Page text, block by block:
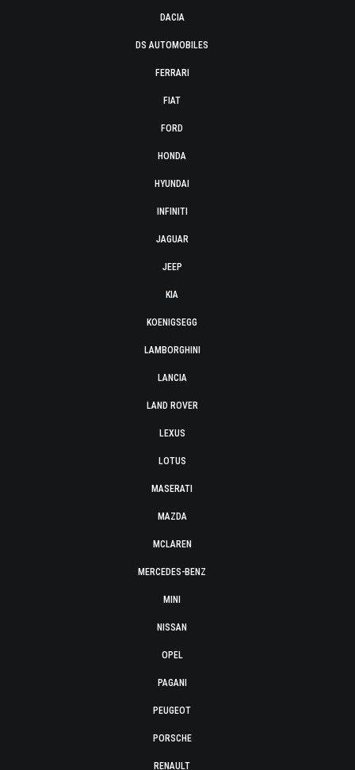
DACIA
DS AUTOMOBILES
FERRARI
FIAT
FORD
HONDA
HYUNDAI
INFINITI
JAGUAR
JEEP
KIA
KOENIGSEGG
LAMBORGHINI
LANCIA
LAND ROVER
LEXUS
LOTUS
MASERATI
MAZDA
MCLAREN
MERCEDES-BENZ
MINI
NISSAN
OPEL
PAGANI
PEUGEOT
PORSCHE
RENAULT